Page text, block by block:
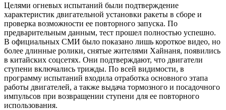
Целями огневых испытаний были подтверждение
характеристик двигательной установки ракеты в сборе и
проверка возможности ее повторного запуска. По
предварительным данным, тест прошел полностью успешно.
В официальных СМИ было показано лишь короткое видео, но
более длинные ролики, снятые жителями Хайнаня, появились
в китайских соцсетях. Они подтверждают, что двигатели
ступени включались трижды. По всей видимости, в
программу испытаний входила отработка основного этапа
работы двигателей, а также выдача тормозного и посадочного
импульсов при возвращении ступени для ее повторного
использования.